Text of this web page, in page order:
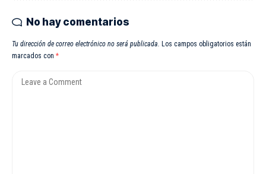
No hay comentarios
Tu dirección de correo electrónico no será publicada. Los campos obligatorios están
marcados con *